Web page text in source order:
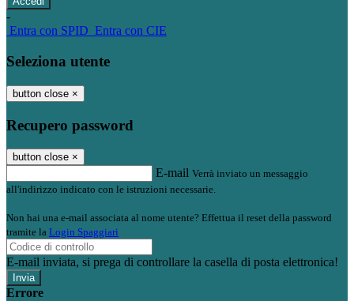
-
Entra con SPID Entra con CIE
Seleziona utente
button close ×
Recupero password
button close ×
E-mail Verrà inviato un messaggio
all'indirizzo indicato con le istruzioni necessarie.
Non hai una e-mail associata al nome utente? Effettua il reset della password
tramite la Login Spaggiari
E-mail inviata, si prega di controllare la casella di posta elettronica!
Errore